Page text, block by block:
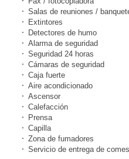
Salas de reuniones /
Extintores
Detectores de humo
Alarma de seguridad
Seguridad 24 horas
Cámaras de seguridad
Caja fuerte
Aire acondicionado
Ascensor
Calefacción
Prensa
Capilla
Zona de fumadores
Servicio de entrega de